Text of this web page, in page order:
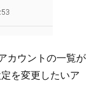
カウントの一覧が
を変更したいア